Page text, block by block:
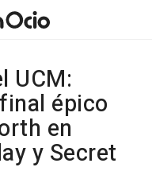
UCM:
épico
en
y Secret